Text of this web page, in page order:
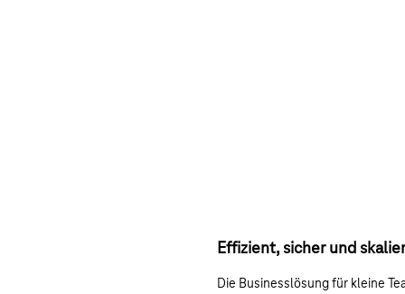
Effizient, sicher und
Die Businesslösung für kleine